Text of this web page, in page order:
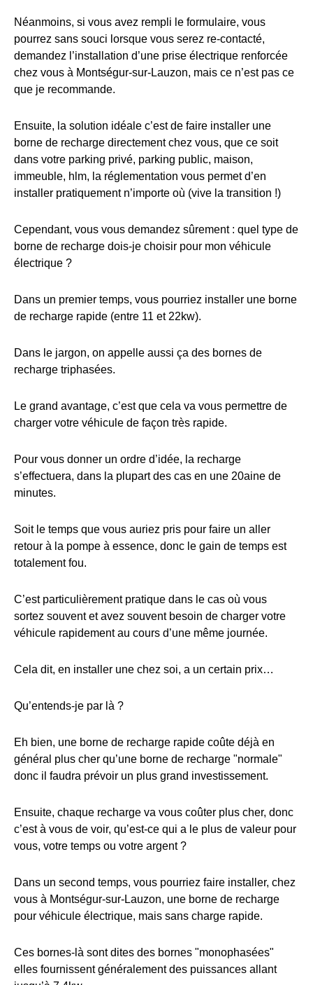
Néanmoins, si vous avez rempli le formulaire, vous
pourrez sans souci lorsque vous serez re-contacté,
demandez l’installation d’une prise électrique renforcée
chez vous à Montségur-sur-Lauzon, mais ce n’est pas ce
que je recommande.
Ensuite, la solution idéale c’est de faire installer une
borne de recharge directement chez vous, que ce soit
dans votre parking privé, parking public, maison,
immeuble, hlm, la réglementation vous permet d’en
installer pratiquement n’importe où (vive la transition !)
Cependant, vous vous demandez sûrement : quel type de
borne de recharge dois-je choisir pour mon véhicule
électrique ?
Dans un premier temps, vous pourriez installer une borne
de recharge rapide (entre 11 et 22kw).
Dans le jargon, on appelle aussi ça des bornes de
recharge triphasées.
Le grand avantage, c’est que cela va vous permettre de
charger votre véhicule de façon très rapide.
Pour vous donner un ordre d’idée, la recharge
s’effectuera, dans la plupart des cas en une 20aine de
minutes.
Soit le temps que vous auriez pris pour faire un aller
retour à la pompe à essence, donc le gain de temps est
totalement fou.
C’est particulièrement pratique dans le cas où vous
sortez souvent et avez souvent besoin de charger votre
véhicule rapidement au cours d’une même journée.
Cela dit, en installer une chez soi, a un certain prix…
Qu’entends-je par là ?
Eh bien, une borne de recharge rapide coûte déjà en
général plus cher qu’une borne de recharge "normale"
donc il faudra prévoir un plus grand investissement.
Ensuite, chaque recharge va vous coûter plus cher, donc
c’est à vous de voir, qu’est-ce qui a le plus de valeur pour
vous, votre temps ou votre argent ?
Dans un second temps, vous pourriez faire installer, chez
vous à Montségur-sur-Lauzon, une borne de recharge
pour véhicule électrique, mais sans charge rapide.
Ces bornes-là sont dites des bornes "monophasées"
elles fournissent généralement des puissances allant